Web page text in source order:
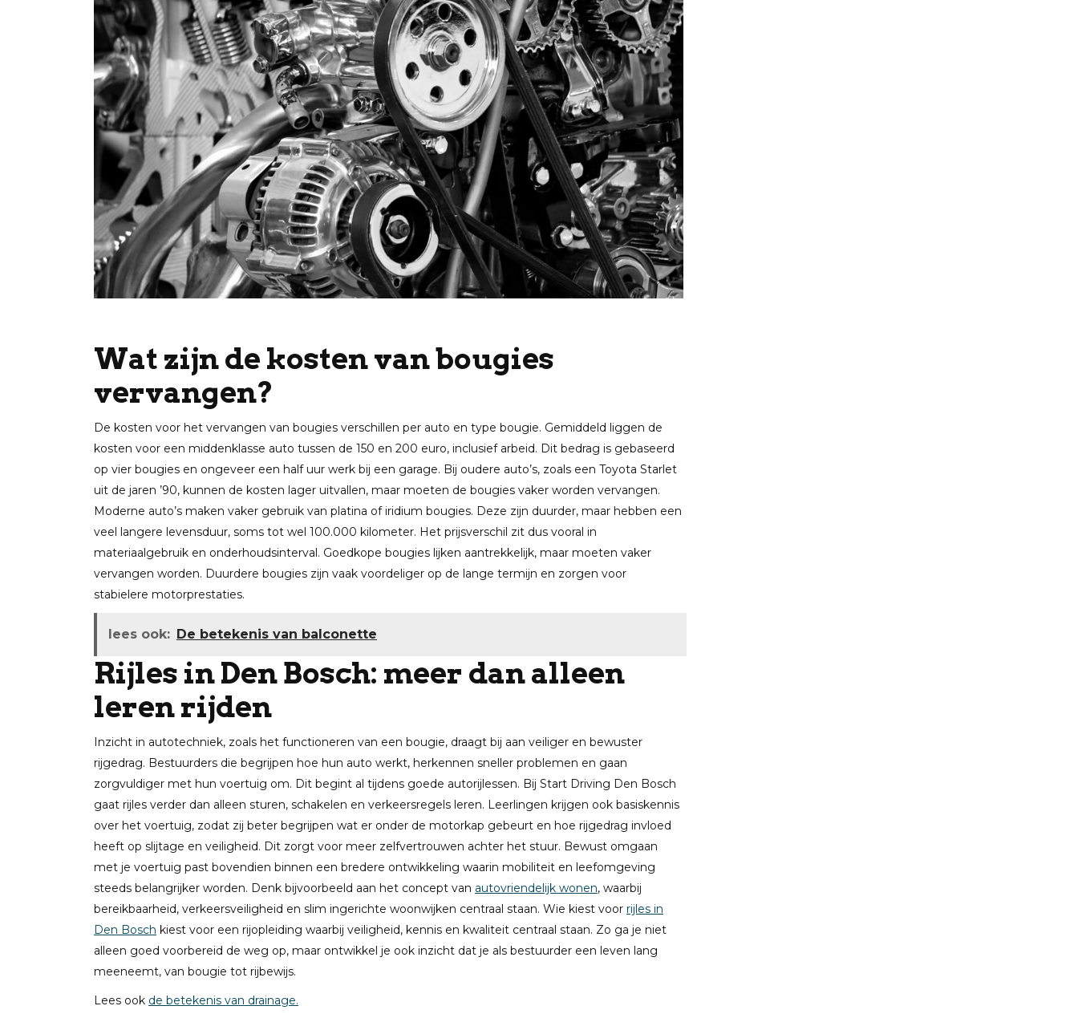
Wat zijn de kosten van bougies
vervangen?
De kosten voor het vervangen van bougies verschillen per auto en type bougie. Gemiddeld liggen de
kosten voor een middenklasse auto tussen de 150 en 200 euro, inclusief arbeid. Dit bedrag is gebaseerd
op vier bougies en ongeveer een half uur werk bij een garage. Bij oudere auto’s, zoals een Toyota Starlet
uit de jaren ’90, kunnen de kosten lager uitvallen, maar moeten de bougies vaker worden vervangen.
Moderne auto’s maken vaker gebruik van platina of iridium bougies. Deze zijn duurder, maar hebben een
veel langere levensduur, soms tot wel 100.000 kilometer. Het prijsverschil zit dus vooral in
materiaalgebruik en onderhoudsinterval. Goedkope bougies lijken aantrekkelijk, maar moeten vaker
vervangen worden. Duurdere bougies zijn vaak voordeliger op de lange termijn en zorgen voor
stabielere motorprestaties.
lees ook: De betekenis van balconette
Rijles in Den Bosch: meer dan alleen
leren rijden
Inzicht in autotechniek, zoals het functioneren van een bougie, draagt bij aan veiliger en bewuster
rijgedrag. Bestuurders die begrijpen hoe hun auto werkt, herkennen sneller problemen en gaan
zorgvuldiger met hun voertuig om. Dit begint al tijdens goede autorijlessen. Bij Start Driving Den Bosch
gaat rijles verder dan alleen sturen, schakelen en verkeersregels leren. Leerlingen krijgen ook basiskennis
over het voertuig, zodat zij beter begrijpen wat er onder de motorkap gebeurt en hoe rijgedrag invloed
heeft op slijtage en veiligheid. Dit zorgt voor meer zelfvertrouwen achter het stuur. Bewust omgaan
met je voertuig past bovendien binnen een bredere ontwikkeling waarin mobiliteit en leefomgeving
steeds belangrijker worden. Denk bijvoorbeeld aan het concept van autovriendelijk wonen, waarbij
bereikbaarheid, verkeersveiligheid en slim ingerichte woonwijken centraal staan. Wie kiest voor rijles in
Den Bosch kiest voor een rijopleiding waarbij veiligheid, kennis en kwaliteit centraal staan. Zo ga je niet
alleen goed voorbereid de weg op, maar ontwikkel je ook inzicht dat je als bestuurder een leven lang
meeneemt, van bougie tot rijbewijs.
Lees ook de betekenis van drainage.